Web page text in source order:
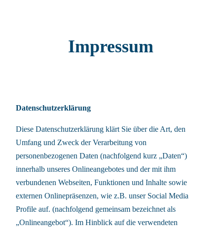
Impressum
Datenschutzerklärung
Diese Datenschutzerklärung klärt Sie über die Art, den
Umfang und Zweck der Verarbeitung von
personenbezogenen Daten (nachfolgend kurz „Daten“)
innerhalb unseres Onlineangebotes und der mit ihm
verbundenen Webseiten, Funktionen und Inhalte sowie
externen Onlinepräsenzen, wie z.B. unser Social Media
Profile auf. (nachfolgend gemeinsam bezeichnet als
„Onlineangebot“). Im Hinblick auf die verwendeten